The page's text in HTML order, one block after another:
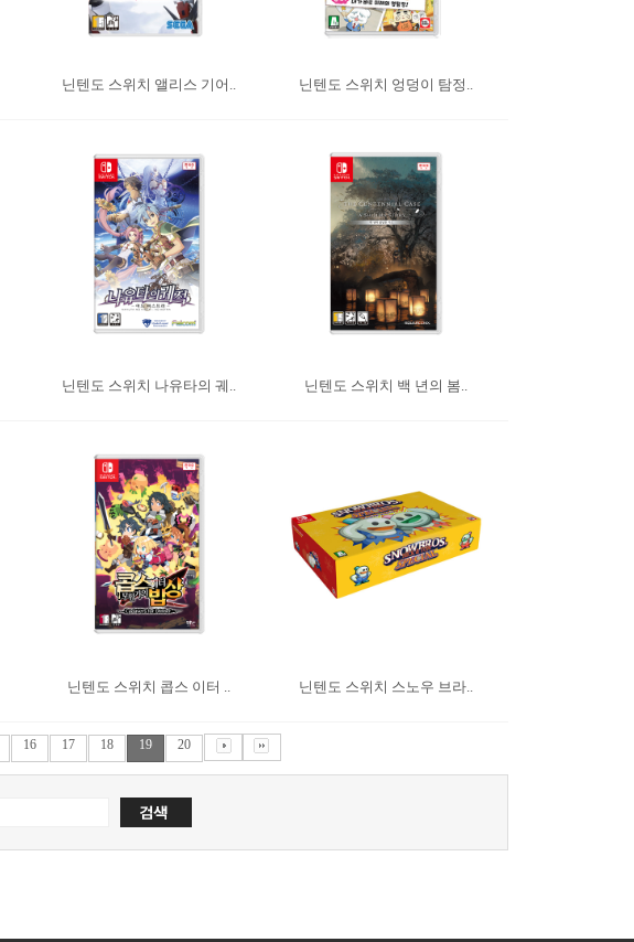
닌텐도 스위치 앨리스 기어.. 닌텐도 스위치 엉덩이 탐정..
닌텐도 스위치 나유타의 궤.. 닌텐도 스위치 백 년의 봄..
닌텐도 스위치 콥스 이터 .. 닌텐도 스위치 스노우 브라..
16 17 18 19 20